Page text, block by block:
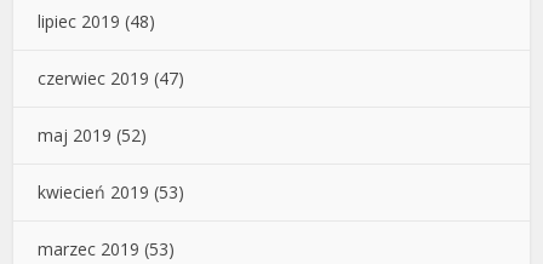
lipiec 2019 (48)
czerwiec 2019 (47)
maj 2019 (52)
kwiecień 2019 (53)
marzec 2019 (53)